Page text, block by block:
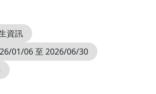
資訊
01/06 至 2026/06/30